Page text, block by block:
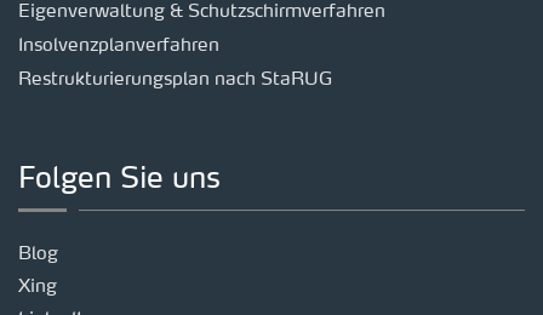
Eigenverwaltung & Schutzschirmverfahren
Insolvenzplanverfahren
Restrukturierungsplan nach StaRUG
Folgen Sie uns
Blog
Xing